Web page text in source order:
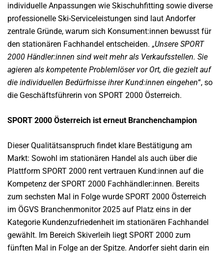
individuelle Anpassungen wie Skischuhfitting sowie diverse
professionelle Ski-Serviceleistungen sind laut Andorfer
zentrale Gründe, warum sich Konsument:innen bewusst für
den stationären Fachhandel entscheiden. „Unsere SPORT
2000 Händler:innen sind weit mehr als Verkaufsstellen. Sie
agieren als kompetente Problemlöser vor Ort, die gezielt auf
die individuellen Bedürfnisse ihrer Kund:innen eingehen“, so
die Geschäftsführerin von SPORT 2000 Österreich.
SPORT 2000 Österreich ist erneut Branchenchampion
Dieser Qualitätsanspruch findet klare Bestätigung am
Markt: Sowohl im stationären Handel als auch über die
Plattform SPORT 2000 rent vertrauen Kund:innen auf die
Kompetenz der SPORT 2000 Fachhändler:innen. Bereits
zum sechsten Mal in Folge wurde SPORT 2000 Österreich
im ÖGVS Branchenmonitor 2025 auf Platz eins in der
Kategorie Kundenzufriedenheit im stationären Fachhandel
gewählt. Im Bereich Skiverleih liegt SPORT 2000 zum
fünften Mal in Folge an der Spitze. Andorfer sieht darin ein